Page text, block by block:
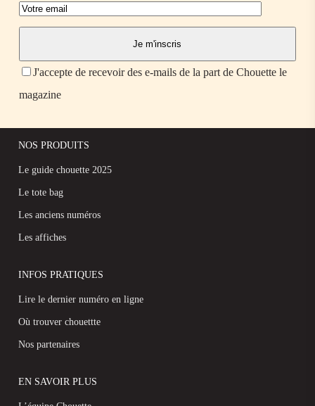
J'accepte de recevoir des e-mails de la part de Chouette le
magazine
NOS PRODUITS
Le guide chouette 2025
Le tote bag
Les anciens numéros
Les affiches
INFOS PRATIQUES
Lire le dernier numéro en ligne
Où trouver chouettte
Nos partenaires
EN SAVOIR PLUS